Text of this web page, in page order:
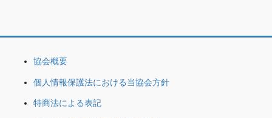
協会概要
個人情報保護法における当協会方針
特商法による表記